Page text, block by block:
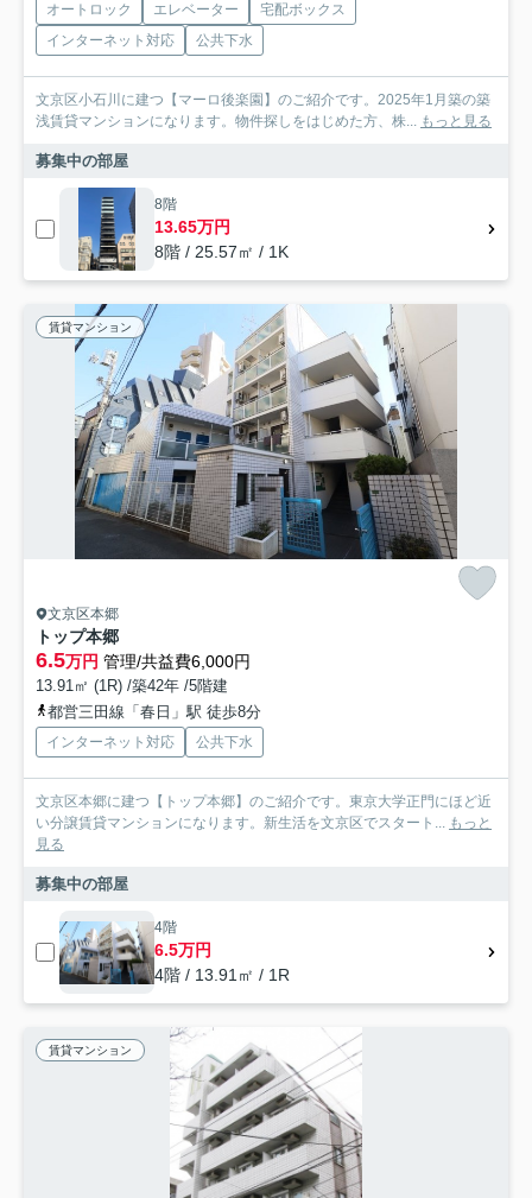
オートロック エレベーター
宅配ボックス
インターネット対応
公共下水
文京区小石川に建つ【マーロ後楽園】のご紹介です。2025年1月築の築
浅賃貸マンションになります。物件探しをはじめた方、株... もっと見る
募集中の部屋
8階
13.65万円
8階 / 25.57㎡ / 1K
賃貸マンション
文京区本郷
トップ本郷
6.5万円 管理/共益費6,000円
13.91㎡ (1R) /築42年 /5階建
都営三田線「春日」駅 徒歩8分
インターネット対応 公共下水
文京区本郷に建つ【トップ本郷】のご紹介です。東京大学正門にほど近
い分譲賃貸マンションになります。新生活を文京区でスタート... もっと
見る
募集中の部屋
4階
6.5万円
4階 / 13.91㎡ / 1R
賃貸マンション